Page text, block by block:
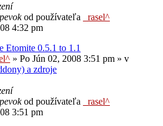
od používateľa
_rasel^
4:32 pm
Etomite 0.5.1 to 1.1
» Po Jún 02, 2008 3:51 pm » v
a zdroje
od používateľa
_rasel^
3:51 pm